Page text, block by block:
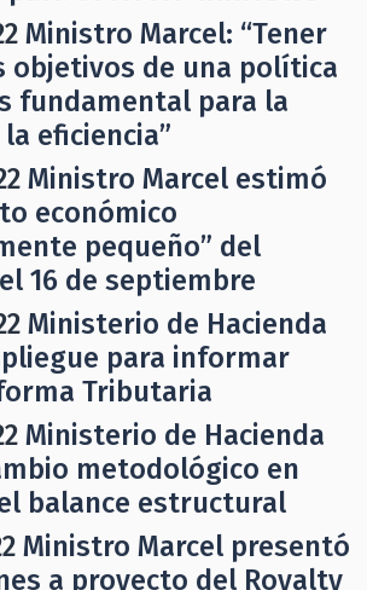
Ministro Marcel: “Tener
objetivos de una política
fundamental para la
eficiencia”
Ministro Marcel estimó
económico
pequeño” del
16 de septiembre
Ministerio de Hacienda
para informar
Tributaria
Ministerio de Hacienda
metodológico en
balance estructural
Ministro Marcel presentó
a proyecto del Royalty